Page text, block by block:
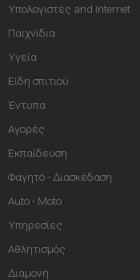
Υπολογιστές and Internet
Παιχνίδια
Υγεία
Είδη σπιτιού
Έντυπα
Αγορές
Εκπαίδευση
Φαγητό - Διασκέδαση
Auto - Moto
Υπηρεσίες
Αθλητισμός
Διαμονή